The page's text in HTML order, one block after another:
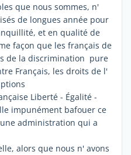
que nous sommes, n'
de longues année pour
et en qualité de
façon que les français de
de la discrimination pure
Français, les droits de l'
Liberté - Égalité -
impunément bafouer ce
administration qui a
alors que nous n' avons